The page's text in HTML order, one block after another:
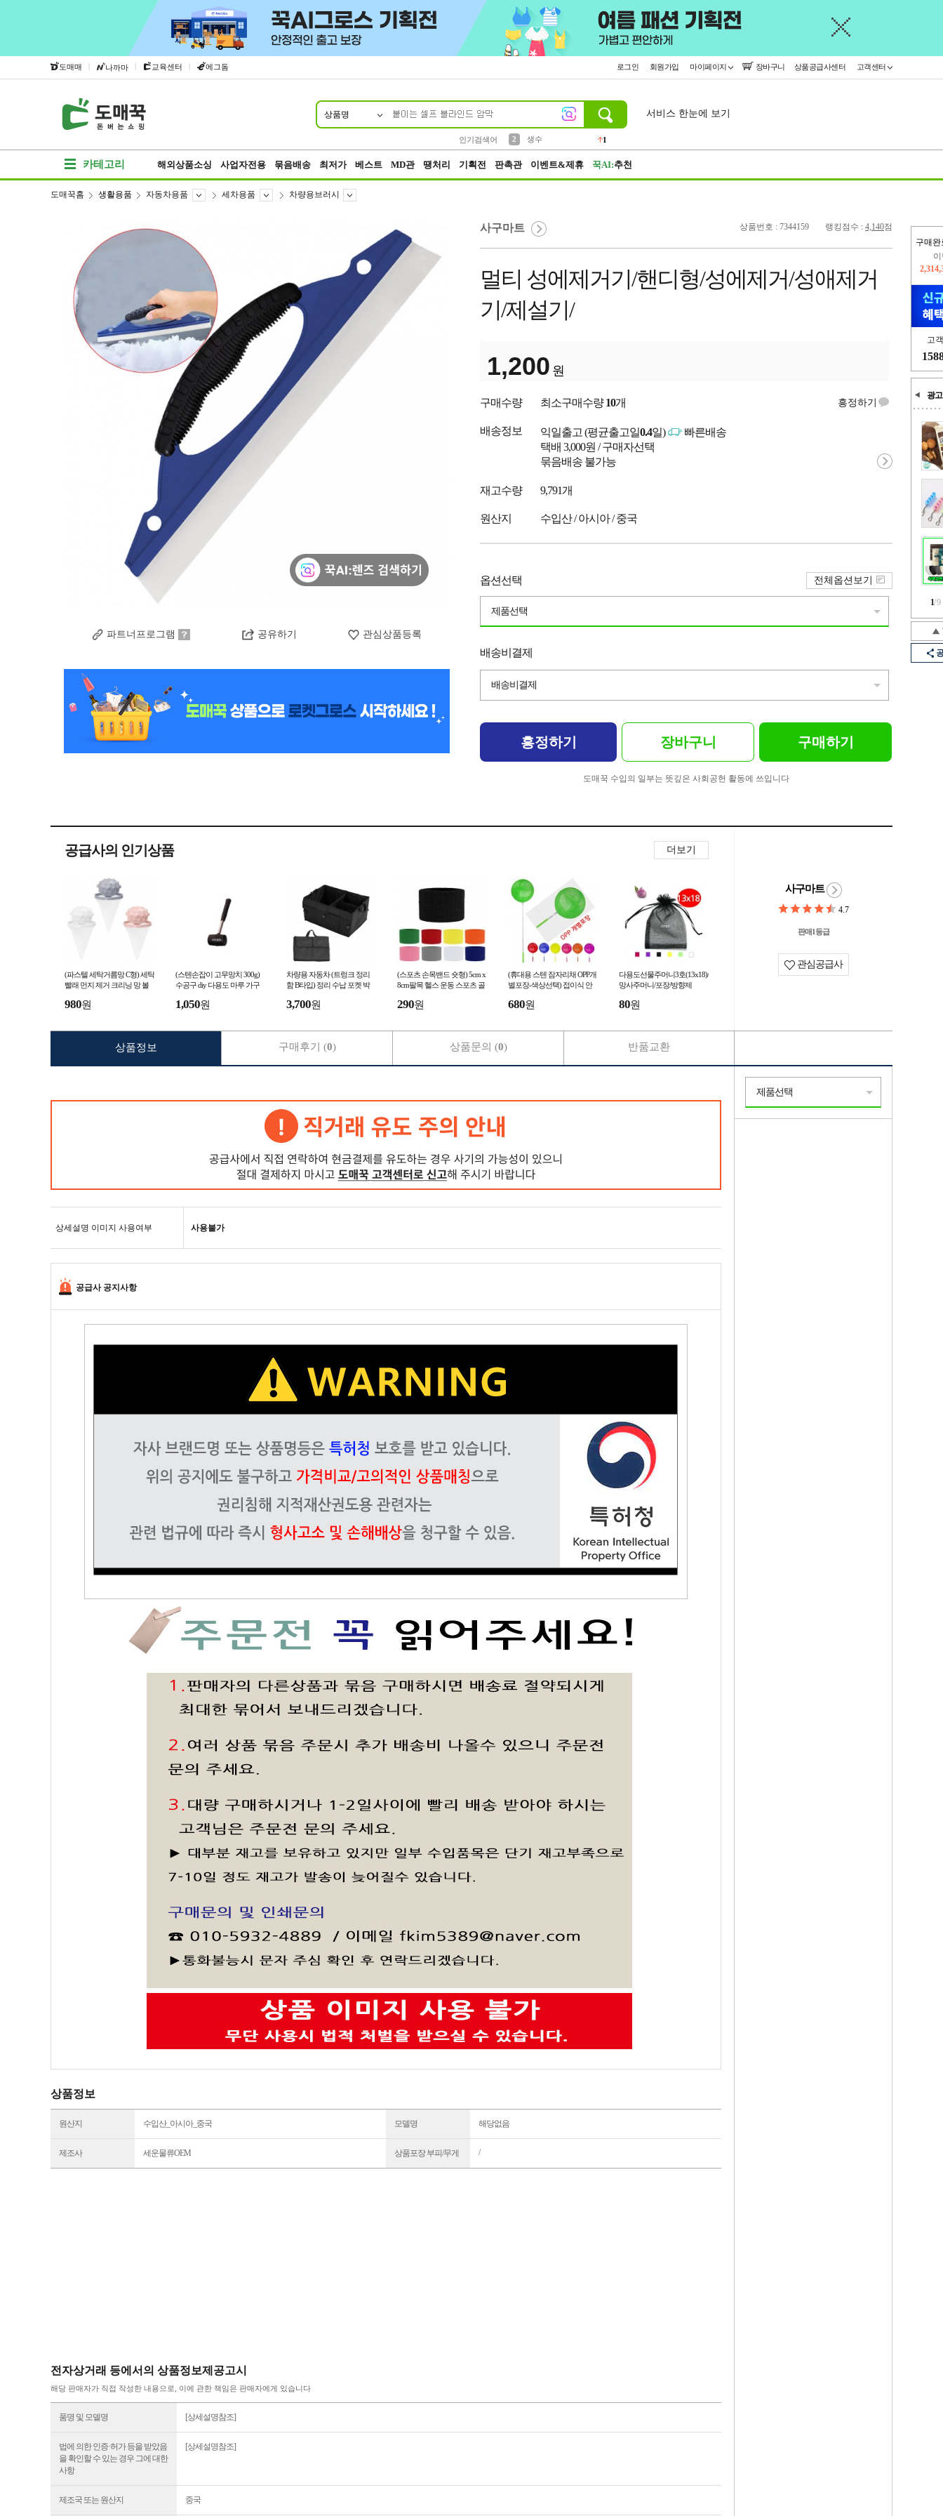
도매매 | 나까마 | 교육센터 | 에그돔 로그인 회원가입 마이페이지 장바구니 상품공급사센터 고객센터
상품명
인기검색어
2
생수
1
서비스 한눈에 보기
카테고리 해외상품소싱 사업자전용 묶음배송 최저가 베스트 MD관 땡처리 기획전 판촉관 이벤트&제휴 꾹AI:추천
구매완
고
광고
1/9
도매꾹홈 생활용품 자동차용품 세차용품 차량용브러시
파트너프로그램 공유하기 관심상품등록
상품번호 : 7344159 랭킹점수 : 4,140점
사구마트
멀티 성에제거기/핸디형/성에제거/성애제거
기/제설기/
1,200 원
구매수량 최소구매수량10개 흥정하기
배송정보 익일출고 (평균출고일0.4일)
빠른배송
택배 3,000원 / 구매자선택
묶음배송 불가능
재고수량 9,791개
원산지 수입산 / 아시아 / 중국
옵션선택
제품선택
전체옵션보기
배송비결제
배송비결제
흥정하기 장바구니 구매하기
도매꾹 수입의 일부는 뜻깊은 사회공헌 활동에 쓰입니다
공급사의 인기상품 더보기
(파스텔 세탁거름망 C형) 세탁
빨래 먼지 제거 크리닝 망 볼
980원
(스텐손잡이 고무망치 300g)
수공구 diy 다용도 마루 가구
1,050원
차량용 자동차 (트렁크 정리
함 B타입) 정리 수납 포켓 박
3,700원
(스포츠 손목밴드 숏형) 5cm x
8cm팔목 헬스 운동 스포츠 골
290원
(휴대용 스텐 잠자리채 OPP개
별포장-색상선택) 접이식 안
포장 길이조절 물고기
680원
다용도선물주머니3호(13x18)/
망사주머니/포장/방향제
80원
사구마트
4.7
판매1등급
관심공급사
상세설명 이미지 사용여부 사용불가
공급사 공지사항
상품정보
원산지 수입산_아시아_중국 모델명 해당없음
제조사 세운물류OEM 상품포장 부피/무게 /
전자상거래 등에서의 상품정보제공고시
해당 판매자가 직접 작성한 내용으로, 이에 관한 책임은 판매자에게 있습니다
품명 및 모델명 [상세설명참조]
법에 의한 인증·허가 등을 받았음
을 확인할 수 있는 경우 그에 대한
사항
[상세설명참조]
제조국 또는 원산지 중국
상품정보 구매후기 (0) 상품문의 (0) 반품교환
제품선택